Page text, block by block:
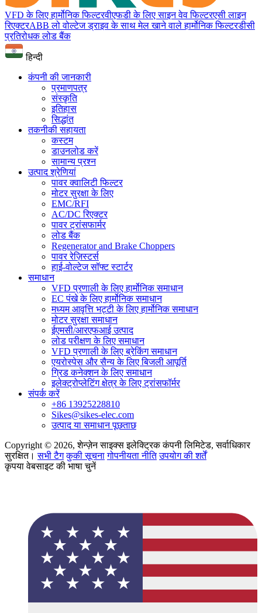
VFD के लिए हार्मोनिक फिल्टरवीएफडी के लिए साइन वेव फिल्टरएसी लाइन
रिएक्टरABB लो वोल्टेज ड्राइव के साथ मेल खाने वाले हार्मोनिक फिल्टरडीसी
प्रतिरोधक लोड बैंक
हिन्दी
कंपनी की जानकारी
प्रमाणपत्र
संस्कृति
इतिहास
सिद्धांत
तकनीकी सहायता
कस्टम
डाउनलोड करें
सामान्य प्रश्न
उत्पाद श्रेणियां
पावर क्वालिटी फिल्टर
मोटर सुरक्षा के लिए
EMC/RFI
AC/DC रिएक्टर
पावर ट्रांसफार्मर
लोड बैंक
Regenerator and Brake Choppers
पावर रेज़िस्टर्स
हाई-वोल्टेज सॉफ्ट स्टार्टर
समाधान
VFD प्रणाली के लिए हार्मोनिक समाधान
EC पंखे के लिए हार्मोनिक समाधान
मध्यम आवृत्ति भट्टी के लिए हार्मोनिक समाधान
मोटर सुरक्षा समाधान
ईएमसी/आरएफआई उत्पाद
लोड परीक्षण के लिए समाधान
VFD प्रणाली के लिए ब्रेकिंग समाधान
एयरोस्पेस और सैन्य के लिए बिजली आपूर्ति
ग्रिड कनेक्शन के लिए समाधान
इलेक्ट्रोप्लेटिंग क्षेत्र के लिए ट्रांसफॉर्मर
संपर्क करें
+86 13925228810
Sikes@sikes-elec.com
उत्पाद या समाधान पूछताछ
Copyright © 2026, शेन्ज़ेन साइक्स इलेक्ट्रिक कंपनी लिमिटेड, सर्वाधिकार
सुरक्षित।सभी टैग कुकी सूचना गोपनीयता नीति उपयोग की शर्तें
कृपया वेबसाइट की भाषा चुनें